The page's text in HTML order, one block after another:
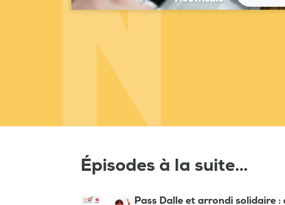
Épisodes à la suite...
Pass Dalle et arrondi solidaire